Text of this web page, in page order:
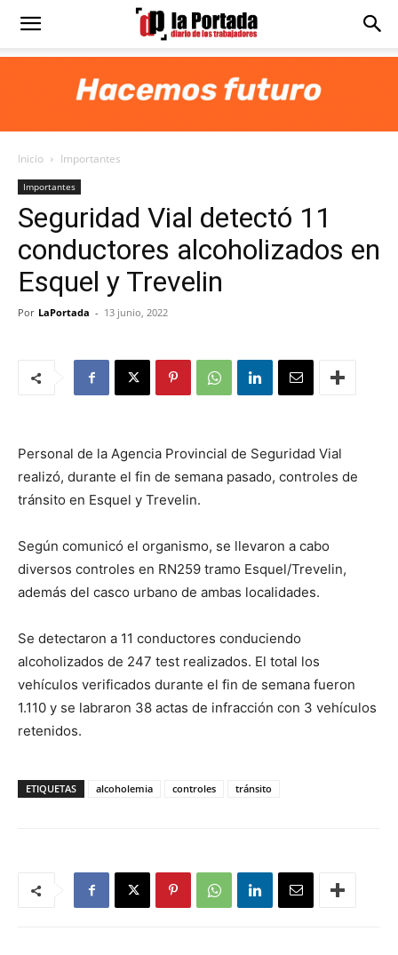
Diario
Portada
Inicio Importantes
Importantes
Seguridad Vial detectó 11
conductores alcoholizados en
Esquel y Trevelin
Por LaPortada - 13 junio, 2022
Personal de la Agencia Provincial de Seguridad Vial
realizó, durante el fin de semana pasado, controles de
tránsito en Esquel y Trevelin.
Según comunicó el organismo, se llevaron a cabo
diversos controles en RN259 tramo Esquel/Trevelin,
además del casco urbano de ambas localidades.
Se detectaron a 11 conductores conduciendo
alcoholizados de 247 test realizados. El total los
vehículos verificados durante el fin de semana fueron
1.110 y se labraron 38 actas de infracción con 3 vehículos
retenidos.
ETIQUETAS alcoholemia controles tránsito